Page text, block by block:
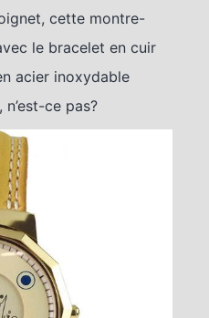
cette montre-
le bracelet en cuir
acier inoxydable
ce pas?